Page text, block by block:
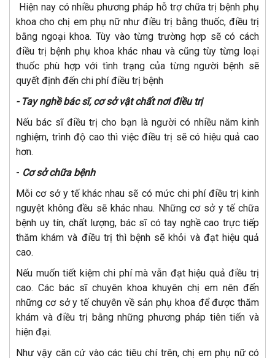
Hiện nay có nhiều phương pháp hỗ trợ chữa trị bệnh phụ
khoa cho chị em phụ nữ như điều trị bằng thuốc, điều trị
bằng ngoại khoa. Tùy vào từng trường hợp sẽ có cách
điều trị bệnh phụ khoa khác nhau và cũng tùy từng loại
thuốc phù hợp với tình trạng của từng người bệnh sẽ
quyết định đến chi phí điều trị bệnh
- Tay nghề bác sĩ, cơ sở vật chất nơi điều trị
Nếu bác sĩ điều trị cho bạn là người có nhiều năm kinh
nghiệm, trình độ cao thì việc điều trị sẽ có hiệu quả cao
hơn.
- Cơ sở chữa bệnh
Mỗi cơ sở y tế khác nhau sẽ có mức chi phí điều trị kinh
nguyệt không đều sẽ khác nhau. Những cơ sở y tế chữa
bệnh uy tín, chất lượng, bác sĩ có tay nghề cao trực tiếp
thăm khám và điều trị thì bệnh sẽ khỏi và đạt hiệu quả
cao.
Nếu muốn tiết kiệm chi phí mà vẫn đạt hiệu quả điều trị
cao. Các bác sĩ chuyên khoa khuyên chị em nên đến
những cơ sở y tế chuyên về sản phụ khoa để được thăm
khám và điều trị bằng những phương pháp tiên tiến và
hiện đại.
Như vậy căn cứ vào các tiêu chí trên, chị em phụ nữ có